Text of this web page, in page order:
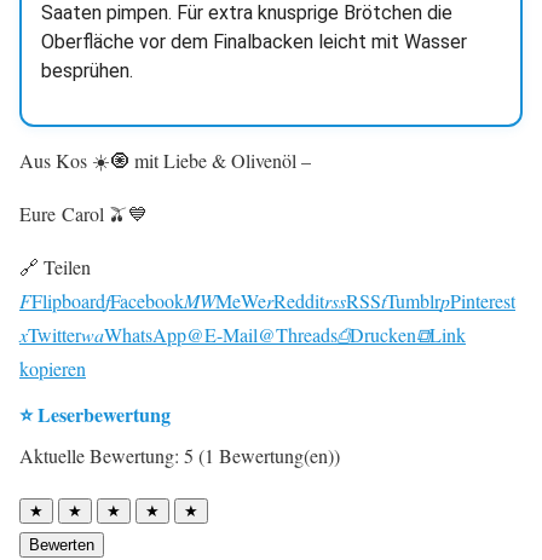
Saaten pimpen. Für extra knusprige Brötchen die
Oberfläche vor dem Finalbacken leicht mit Wasser
besprühen.
Aus Kos ☀️🧿 mit Liebe & Olivenöl –
Eure Carol 🫒💙
🔗 Teilen
FFlipboardfFacebookMWMeWerRedditrssRSStTumblrpPinterest
xTwitterwaWhatsApp@E-Mail@Threads⎙Drucken⧉Link
kopieren
⭐ Leserbewertung
Aktuelle Bewertung: 5 (1 Bewertung(en))
★ ★ ★ ★
★
Bewerten